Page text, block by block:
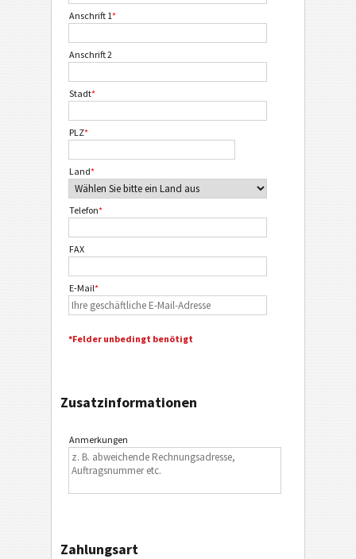
Anschrift 1*
Anschrift 2
Stadt*
PLZ*
Land*
Telefon*
FAX
E-Mail*
*Felder unbedingt benötigt
Zusatzinformationen
Anmerkungen
Zahlungsart